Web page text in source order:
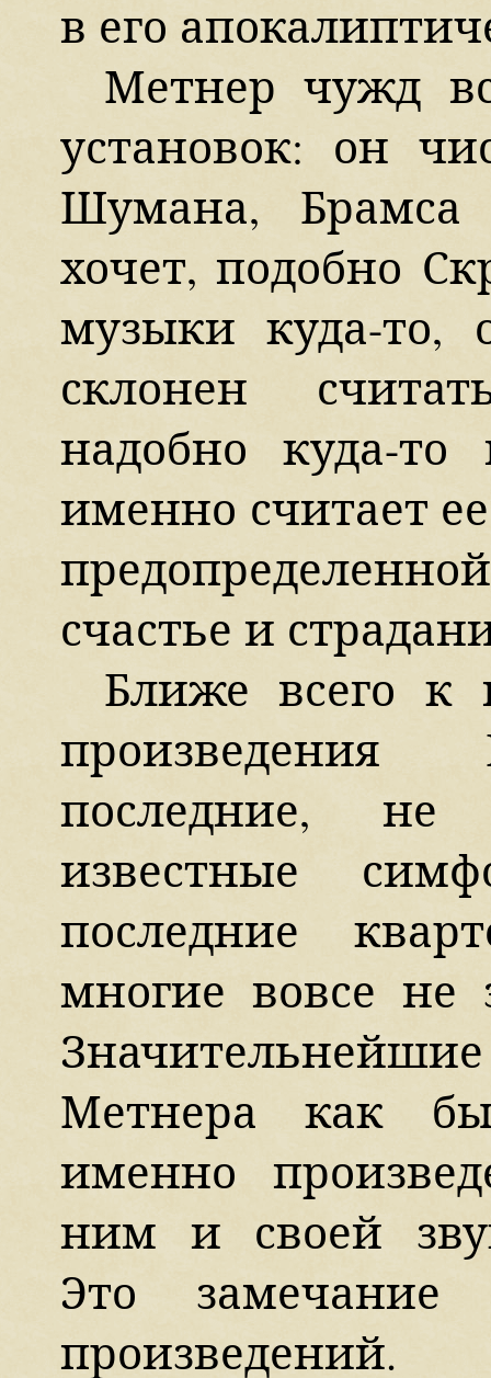
в его
Метнер чужд
установок: он
Шумана,
хочет, подобно
музыки куда-то,
склонен
надобно куда-то
именно считает
счастье и
Ближе всего к
произведения
последние,
известные
последние
многие вовсе
Метнера как
именно
ним и своей
Это замечание
произведений.